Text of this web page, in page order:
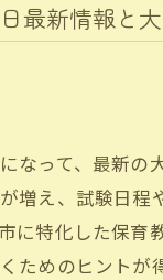
最新情報と
なって、最新の
増え、試験日程
に特化した保
ためのヒントが